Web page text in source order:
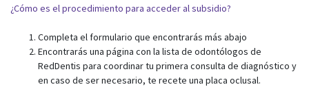
¿Cómo es el procedimiento para acceder al subsidio?
Completa el formulario que encontrarás más abajo
Encontrarás una página con la lista de odontólogos de
RedDentis para coordinar tu primera consulta de diagnóstico y
en caso de ser necesario, te recete una placa oclusal.